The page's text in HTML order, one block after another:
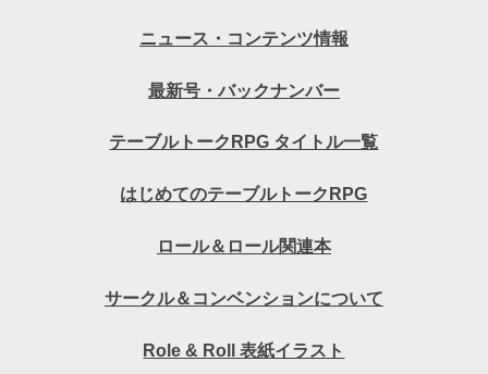
ニュース・コンテンツ情報
最新号・バックナンバー
テーブルトークRPG タイトル一覧
はじめてのテーブルトークRPG
ロール＆ロール関連本
サークル＆コンベンションについて
Role & Roll 表紙イラスト